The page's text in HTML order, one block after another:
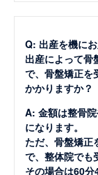
Q: 出産を機に
出産によって骨
で、骨盤矯正を
かかりますか？
A: 金額は整骨
になります。
ただ、骨盤矯正
で、整体院でも
その場合は60分